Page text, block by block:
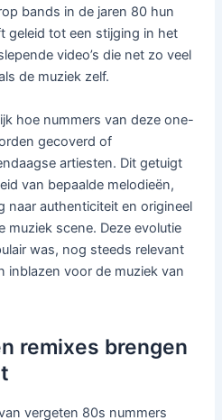
bands in de jaren 80 hun
geleid tot een stijging in het
video’s die net zo veel
de muziek zelf.
hoe nummers van deze one-
gecoverd of
artiesten. Dit getuigt
van bepaalde melodieën,
naar authenticiteit en origineel
muziek scene. Deze evolutie
was, nog steeds relevant
inblazen voor de muziek van
remixes brengen
vergeten 80s nummers